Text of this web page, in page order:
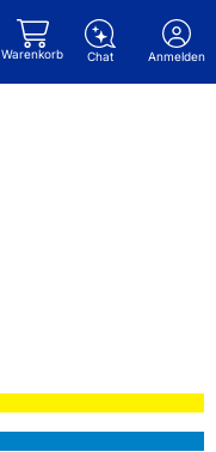
Warenkorb Chat Anmelden